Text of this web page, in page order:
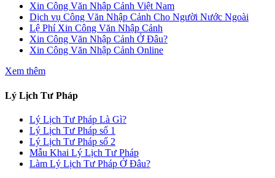
Xin Công Văn Nhập Cảnh Việt Nam
Dịch vụ Công Văn Nhập Cảnh Cho Người Nước Ngoài
Lệ Phí Xin Công Văn Nhập Cảnh
Xin Công Văn Nhập Cảnh Ở Đâu?
Xin Công Văn Nhập Cảnh Online
Xem thêm
Lý Lịch Tư Pháp
Lý Lịch Tư Pháp Là Gì?
Lý Lịch Tư Pháp số 1
Lý Lịch Tư Pháp số 2
Mẫu Khai Lý Lịch Tư Pháp
Làm Lý Lịch Tư Pháp Ở Đâu?